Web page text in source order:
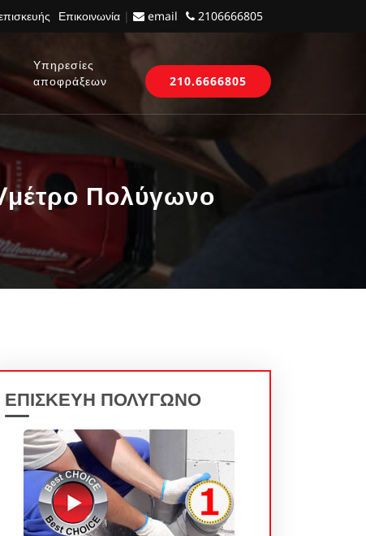
Επικοινωνία | email 2106666805
Υπηρεσίες
αποφράξεων
210.6666805
μέτρο Πολύγωνο
ΕΠΙΣΚΕΥΗ ΠΟΛΥΓΩΝΟ